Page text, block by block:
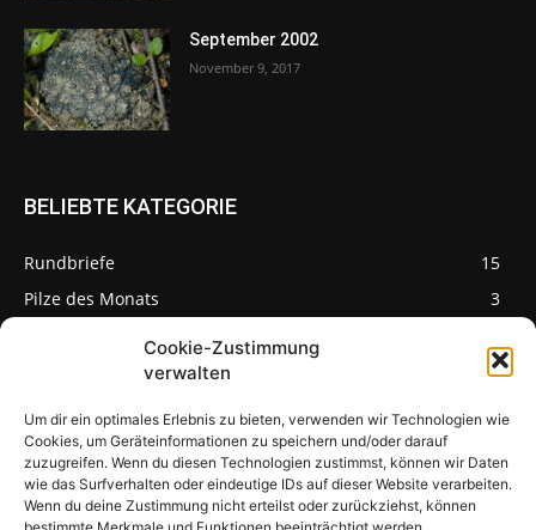
Cookie-Zustimmung
verwalten
Um dir ein optimales Erlebnis zu bieten, verwenden wir Technologien wie
Cookies, um Geräteinformationen zu speichern und/oder darauf
zuzugreifen. Wenn du diesen Technologien zustimmst, können wir Daten
wie das Surfverhalten oder eindeutige IDs auf dieser Website verarbeiten.
Wenn du deine Zustimmung nicht erteilst oder zurückziehst, können
September 2002
November 9, 2017
BELIEBTE KATEGORIE
Rundbriefe
15
Pilze des Monats
3
Pilzseite
Seltene Pilze aus
Mainfranken und
Deutschland